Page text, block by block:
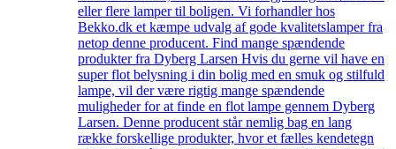
eller flere lamper til boligen. Vi forhandler hos
Bekko.dk et kæmpe udvalg af gode kvalitetslamper fra
netop denne producent. Find mange spændende
produkter fra Dyberg Larsen Hvis du gerne vil have en
super flot belysning i din bolig med en smuk og stilfuld
lampe, vil der være rigtig mange spændende
muligheder for at finde en flot lampe gennem Dyberg
Larsen. Denne producent står nemlig bag en lang
række forskellige produkter, hvor et fælles kendetegn